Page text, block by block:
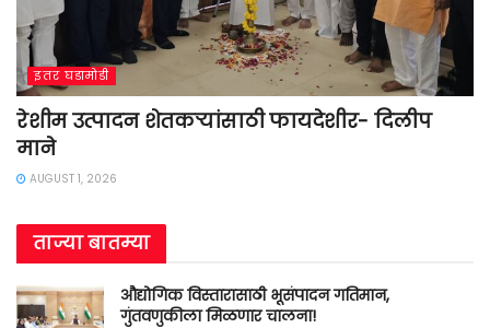
इतर घडामोडी
रेशीम उत्पादन शेतकऱ्यांसाठी फायदेशीर- दिलीप
माने
AUGUST 1, 2026
ताज्या बातम्या
औद्योगिक विस्तारासाठी भूसंपादन गतिमान,
गुंतवणुकीला मिळणार चालना!